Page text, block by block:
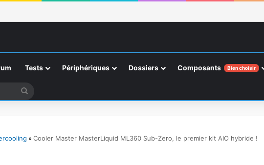
Tests Périphériques Dossiers Composants Bien choisir
» Cooler Master MasterLiquid ML360 Sub-Zero, le premier kit AIO hybride !